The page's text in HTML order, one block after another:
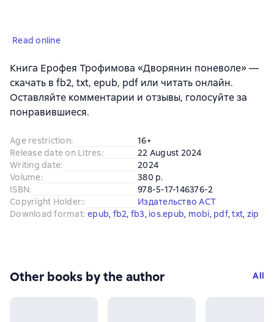
Read online
Книга Ерофея Трофимова «Дворянин поневоле» —
скачать в fb2, txt, epub, pdf или читать онлайн.
Оставляйте комментарии и отзывы, голосуйте за
понравившиеся.
Age restriction:
16+
Release date on Litres:
22 August 2024
Writing date:
2024
Volume:
380 p.
ISBN:
978-5-17-146376-2
Copyright Holder::
Издательство АСТ
Download format: epub, fb2, fb3, ios.epub, mobi, pdf, txt, zip
Other books by the author All